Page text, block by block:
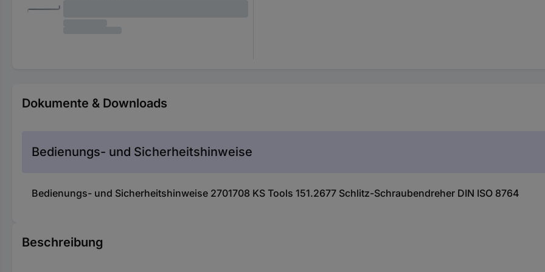
Dokumente & Downloads
Bedienungs- und Sicherheitshinweise
Bedienungs- und Sicherheitshinweise 2701708 KS Tools 151.2677 Schlitz-Schraubendreher DIN ISO 8764
Beschreibung